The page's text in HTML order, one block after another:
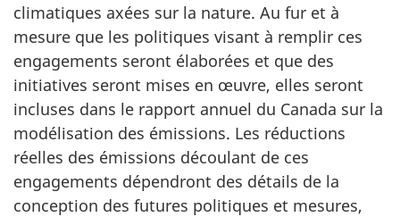
climatiques axées sur la nature. Au fur et à
mesure que les politiques visant à remplir ces
engagements seront élaborées et que des
initiatives seront mises en œuvre, elles seront
incluses dans le rapport annuel du Canada sur la
modélisation des émissions. Les réductions
réelles des émissions découlant de ces
engagements dépendront des détails de la
conception des futures politiques et mesures,